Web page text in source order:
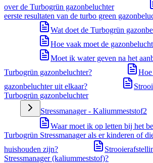
over de Turbogrün gazonbeluchter
eerste resultaten van de turbo green
Wat doet de Turbogrün
Hoe vaak moet de
Moet ik water geven na het
Turbogrün gazonbeluchter?
gazonbeluchter uit elkaar?
Turbogrün gazonbeluchter
Stressmanager - Kaliummeststof2
Waar moet ik op letten bij het
Turbogrün Stressmanager als er kinderen of
huishouden zijn?
Stressmanager (kaliummeststof)?